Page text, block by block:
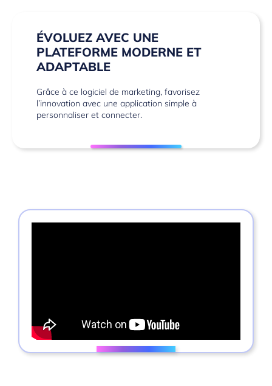
ÉVOLUEZ AVEC UNE
PLATEFORME MODERNE ET
ADAPTABLE
Grâce à ce logiciel de marketing, favorisez
l’innovation avec une application simple à
personnaliser et connecter.